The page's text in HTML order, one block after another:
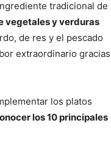
tradicional de
vegetales y verduras
de res y el pescado
extraordinario gracias
los platos
los 10 principales